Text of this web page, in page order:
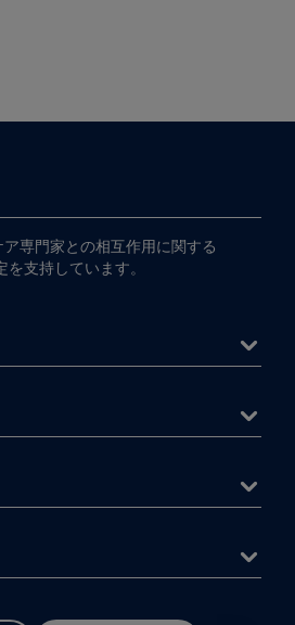
専門家との​相互作用に​関する​
支持しています。